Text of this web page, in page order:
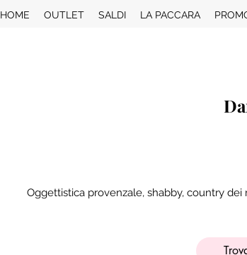
HOME OUTLET SALDI LA PACCARA
Oggettistica provenzale, shabby, country